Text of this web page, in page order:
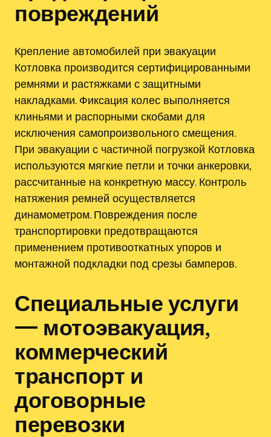
повреждений
Крепление автомобилей при эвакуации
Котловка производится сертифицированными
ремнями и растяжками с защитными
накладками. Фиксация колес выполняется
клиньями и распорными скобами для
исключения самопроизвольного смещения.
При эвакуации с частичной погрузкой Котловка
используются мягкие петли и точки анкеровки,
рассчитанные на конкретную массу. Контроль
натяжения ремней осуществляется
динамометром. Повреждения после
транспортировки предотвращаются
применением противооткатных упоров и
монтажной подкладки под срезы бамперов.
Специальные услуги
— мотоэвакуация,
коммерческий
транспорт и
договорные
перевозки